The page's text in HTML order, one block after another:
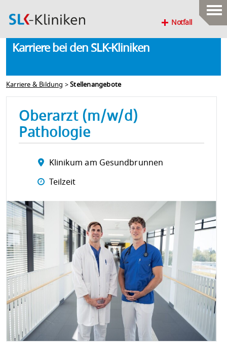
Notfall
Karriere bei den SLK-Kliniken
Karriere & Bildung >Stellenangebote
Oberarzt (m/w/d)
Pathologie
Klinikum am Gesundbrunnen
Teilzeit